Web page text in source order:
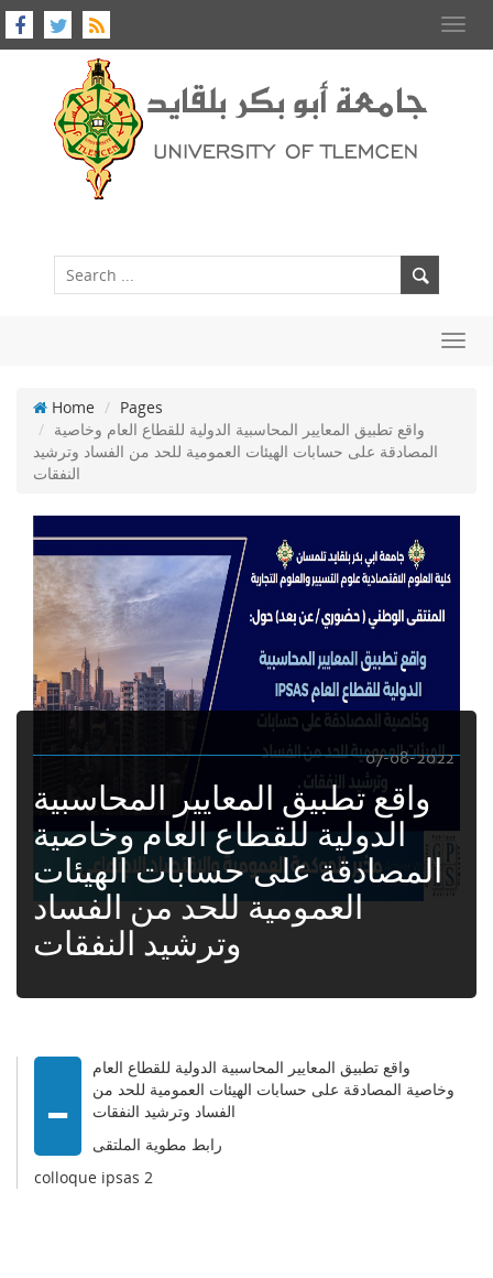
Home
Pages
واقع تطبيق المعايير المحاسبية الدولية للقطاع العام وخاصية
المصادقة على حسابات الهيئات العمومية للحد من الفساد وترشيد
النفقات
07-08-2022
واقع تطبيق المعايير المحاسبية
الدولية للقطاع العام وخاصية
المصادقة على حسابات الهيئات
العمومية للحد من الفساد
وترشيد النفقات
-
واقع تطبيق المعايير المحاسبية الدولية للقطاع العام
وخاصية المصادقة على حسابات الهيئات العمومية للحد من
الفساد وترشيد النفقات
رابط مطوية الملتقى
colloque ipsas 2